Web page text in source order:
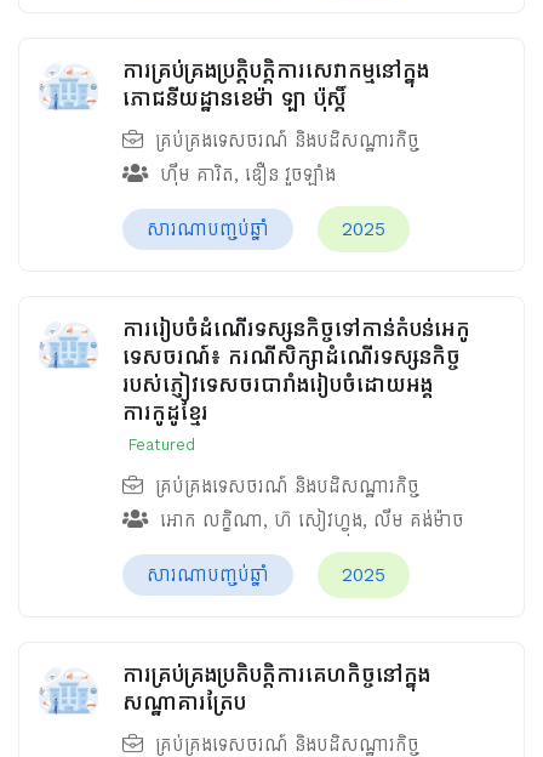
ការគ្រប់គ្រងប្រត្តិបត្តិការសេវាកម្មនៅក្នុង
ភោជនីយដ្ឋានខេម៉ា ឡា ប៉ុស្តិ៍
គ្រប់គ្រងទេសចរណ៍ និងបដិសណ្ឋារកិច្ច
ហ៊ឹម គារិត, ឌឿន វួចឡាំង
សារណាបញ្ចប់ឆ្នាំ 2025
ការរៀបចំដំណើរទស្សនកិច្ចទៅកាន់តំបន់អេកូ
ទេសចរណ៍៖ ករណីសិក្សាដំណើរទស្សនកិច្ច
របស់ភ្ញៀវទេសចរបារាំងរៀបចំដោយអង្គ
ការកូដូខ្មែរ
Featured
គ្រប់គ្រងទេសចរណ៍ និងបដិសណ្ឋារកិច្ច
អោក លក្ខិណា, ហ៊ សៀវហ្វុង, លឹម គង់ម៉ាច
សារណាបញ្ចប់ឆ្នាំ 2025
ការគ្រប់គ្រងប្រតិបត្តិការគេហកិច្ចនៅក្នុង
សណ្ឋាគារត្រែប
គ្រប់គ្រងទេសចរណ៍ និងបដិសណ្ឋារកិច្ច